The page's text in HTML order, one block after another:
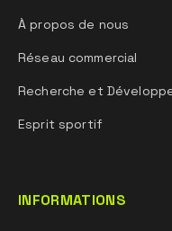
À propos de nous
Réseau commercial
Recherche et
Esprit sportif
INFORMATIONS